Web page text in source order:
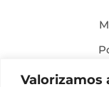
Valorizamos